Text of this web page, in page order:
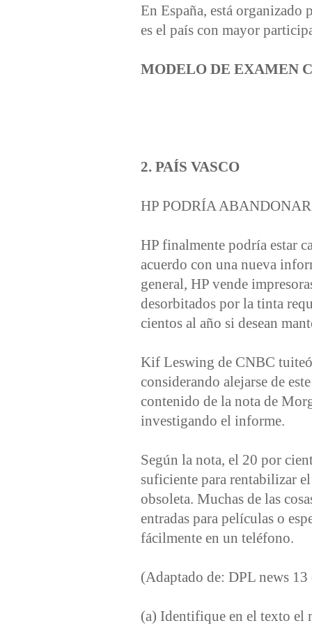
En España, está
es el país con mayor
MODELO DE EXAMEN
2. PAÍS VASCO
HP PODRÍA
HP finalmente podría estar
acuerdo con una nueva
general, HP vende
desorbitados por la tinta
cientos al año si desean
Kif Leswing de CNBC tuiteó
considerando alejarse de
contenido de la nota de
investigando el informe.
Según la nota, el 20 por
suficiente para rentabilizar
obsoleta. Muchas de las
entradas para películas o
fácilmente en un teléfono.
(Adaptado de: DPL news 13
(a) Identifique en el texto el